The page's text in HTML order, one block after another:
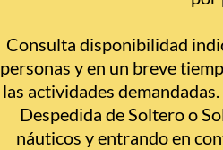
Consulta disponibilidad
personas y en un breve
las actividades
Despedida de Soltero o
náuticos y entrando en